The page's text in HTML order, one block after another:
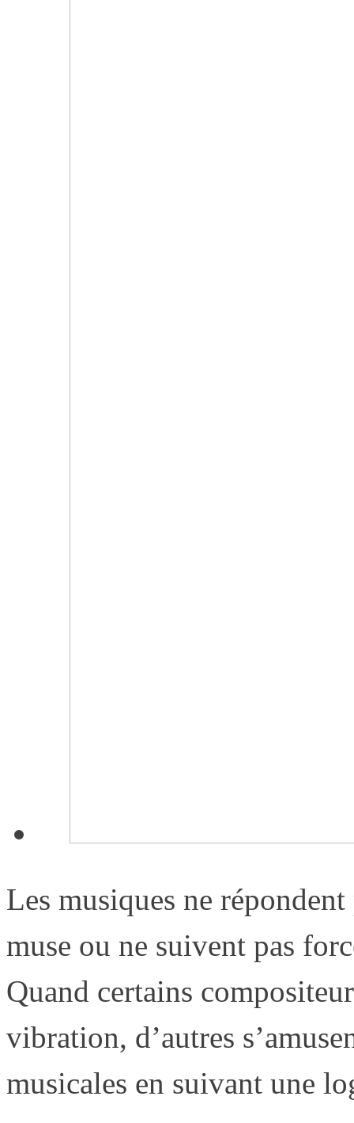
Les musiques ne
muse ou ne suivent pas
Quand certains
vibration, d’autres
musicales en suivant une